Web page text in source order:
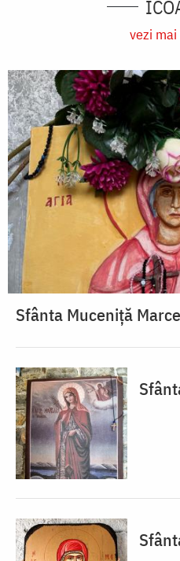
vezi
Sfânta Muceniță